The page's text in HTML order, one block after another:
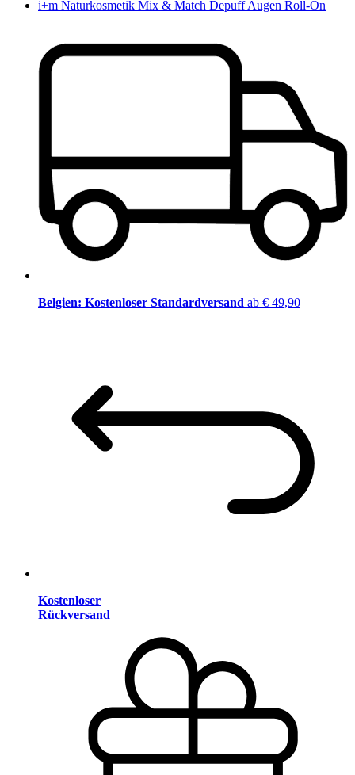
i+m Naturkosmetik Mix & Match Depuff Augen Roll-On
Belgien: Kostenloser Standardversand ab € 49,90
Kostenloser
Rückversand